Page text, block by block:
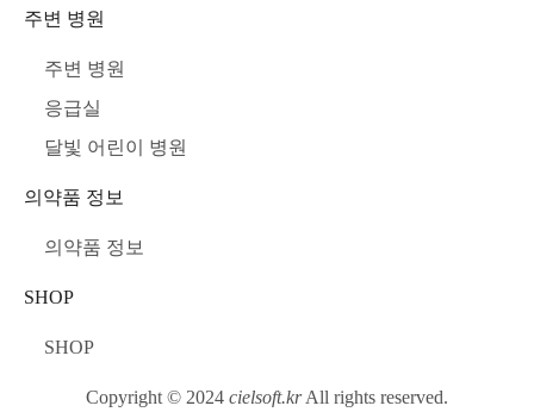
주변 병원
주변 병원
응급실
달빛 어린이 병원
의약품 정보
의약품 정보
SHOP
SHOP
Copyright © 2024 cielsoft.krAll rights reserved.